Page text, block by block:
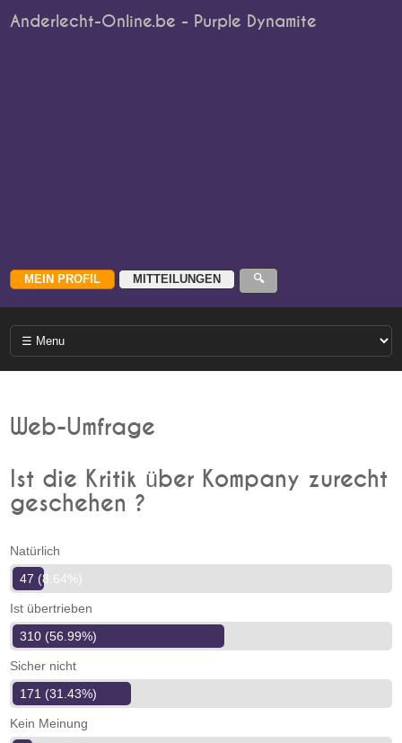
Anderlecht-Online.be - Purple Dynamite
Web-Umfrage
Ist die Kritik über Kompany zurecht
geschehen ?
Natürlich
47 (8.64%)
Ist übertrieben
310 (56.99%)
Sicher nicht
171 (31.43%)
Kein Meinung